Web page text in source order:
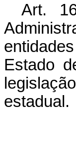
Art.
Estado
estadual.